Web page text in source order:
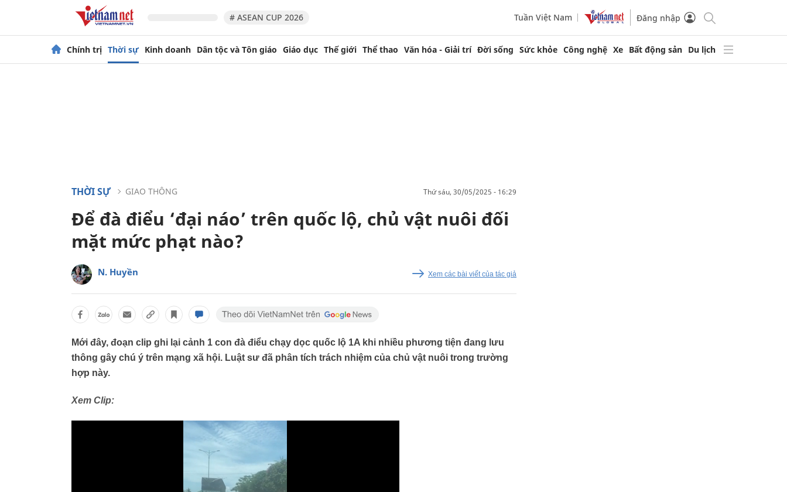
# ASEAN CUP 2026 Tuần Việt Nam Đăng nhập
Chính trị Thời sự Kinh doanh Dân tộc và Tôn giáo Giáo dục Thế giới Thể thao Văn hóa - Giải trí Đời sống Sức khỏe Công nghệ Xe Bất động sản Du lịch
THỜI SỰ GIAO THÔNG thứ sáu, 30/05/2025 - 16:29
Để đà điểu ‘đại náo’ trên quốc lộ, chủ vật nuôi đối
mặt mức phạt nào?
N. Huyền Xem các bài viết của tác giả
Mới đây, đoạn clip ghi lại cảnh 1 con đà điểu chạy dọc quốc lộ 1A khi nhiều phương tiện đang lưu
thông gây chú ý trên mạng xã hội. Luật sư đã phân tích trách nhiệm của chủ vật nuôi trong trường
hợp này.
Xem Clip: